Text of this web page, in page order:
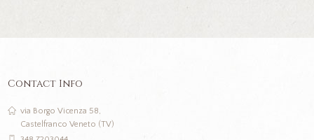
Contact Info
via Borgo Vicenza 58,
Castelfranco Veneto (TV)